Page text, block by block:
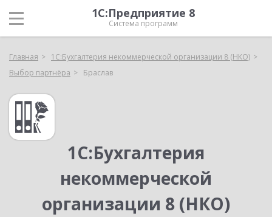
1С:Предприятие 8
Система программ
Главная
1С:Бухгалтерия некоммерческой организации 8 (НКО)
Выбор партнёра
Браслав
1С:Бухгалтерия
некоммерческой
организации 8 (НКО)